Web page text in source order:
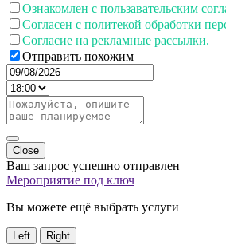
Ознакомлен с пользавательским
Согласен с политекой обработки
Согласие на рекламные рассылки.
Отправить похожим
Close
Ваш запрос успешно отправлен
Мероприятие под ключ
Вы можете ещё выбрать услуги
Left Right